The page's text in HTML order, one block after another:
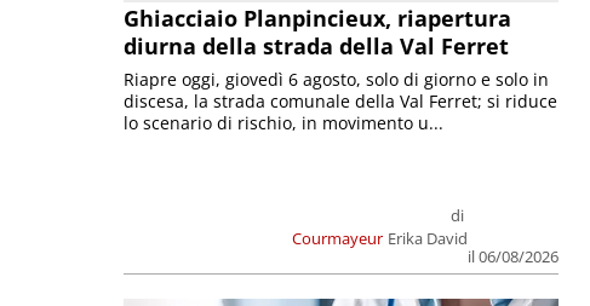
Ghiacciaio Planpincieux, riapertura
diurna della strada della Val Ferret
Courmayeur
di
Erika David
il 06/08/2026
Riapre oggi, giovedì 6 agosto, solo di giorno e solo in
discesa, la strada comunale della Val Ferret; si riduce
lo scenario di rischio, in movimento u...